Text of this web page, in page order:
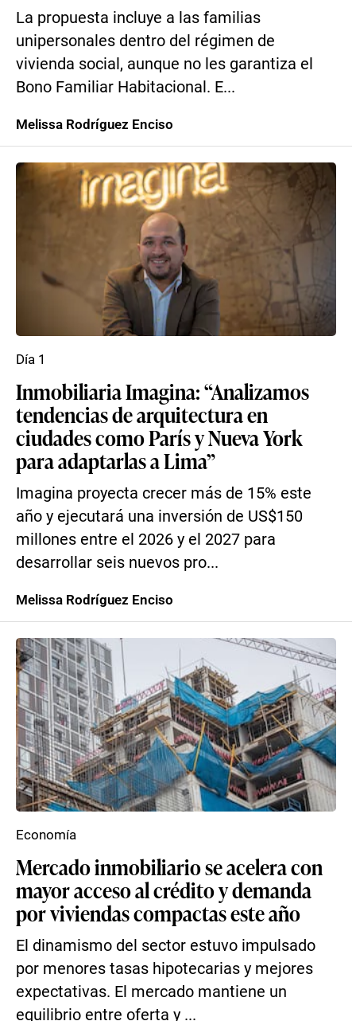
La propuesta incluye a las familias
unipersonales dentro del régimen de
vivienda social, aunque no les garantiza el
Bono Familiar Habitacional. E...
Melissa Rodríguez Enciso
Inmobiliaria Imagina: “Analizamos
tendencias de arquitectura en
ciudades como París y Nueva York
para adaptarlas a Lima”
Imagina proyecta crecer más de 15% este
año y ejecutará una inversión de US$150
millones entre el 2026 y el 2027 para
desarrollar seis nuevos pro...
Día 1
Melissa Rodríguez Enciso
Mercado inmobiliario se acelera con
mayor acceso al crédito y demanda
por viviendas compactas este año
El dinamismo del sector estuvo impulsado
por menores tasas hipotecarias y mejores
expectativas. El mercado mantiene un
equilibrio entre oferta y ...
Economía